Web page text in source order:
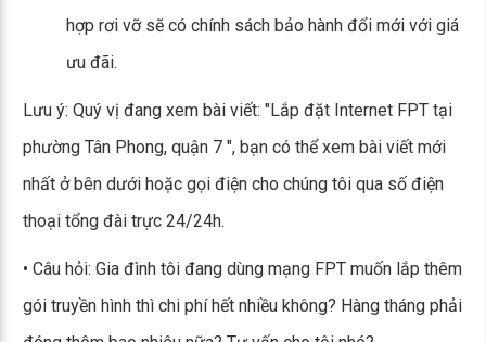
hợp rơi vỡ sẽ có chính sách bảo hành đổi mới với giá
ưu đãi.
Lưu ý: Quý vị đang xem bài viết: "Lắp đặt Internet FPT tại
phường Tân Phong, quận 7 ", bạn có thể xem bài viết mới
nhất ở bên dưới hoặc gọi điện cho chúng tôi qua số điện
thoại tổng đài trực 24/24h.
• Câu hỏi: Gia đình tôi đang dùng mạng FPT muốn lắp thêm
gói truyền hình thì chi phí hết nhiều không? Hàng tháng phải